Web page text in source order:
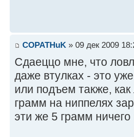
COPATHuK » 09 дек 2009
Сдаеццо мне, что
даже втулках - это
или подъем также,
грамм на ниппелях
эти же 5 грамм